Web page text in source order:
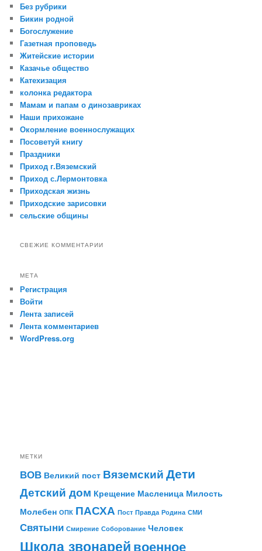
Без рубрики
Бикин родной
Богослужение
Газетная проповедь
Житейские истории
Казачье общество
Катехизация
колонка редактора
Мамам и папам о динозавриках
Наши прихожане
Окормление военнослужащих
Посоветуй книгу
Праздники
Приход г.Вяземский
Приход с.Лермонтовка
Приходская жизнь
Приходские зарисовки
сельские общины
СВЕЖИЕ КОММЕНТАРИИ
МЕТА
Регистрация
Войти
Лента записей
Лента комментариев
WordPress.org
МЕТКИ
ВОВ Великий пост ВяземскийДети
Детский дом Крещение Масленица Милость
Молебен ОПК ПАСХА Пост Правда Родина СМИ
Святыни Смирение Соборование Человек
Школа звонарейвоенное